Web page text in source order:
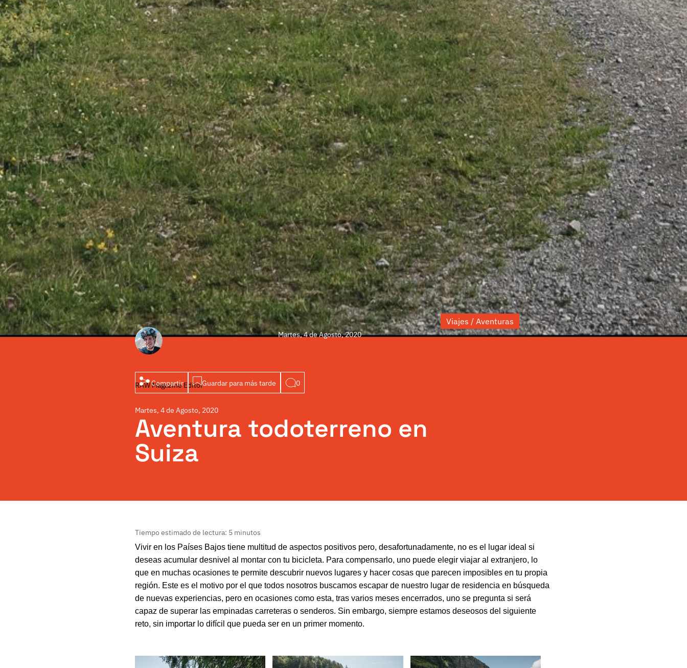
Por Javi Angulo
RAW Magazine Editor
Ver todos los artículos
Viajes / Aventuras
Martes, 4 de Agosto, 2020
Compartir Guardar para más tarde 0
Martes, 4 de Agosto, 2020
Aventura todoterreno en
Suiza
Tiempo estimado de lectura: 5 minutos
Vivir en los Países Bajos tiene multitud de aspectos positivos pero, desafortunadamente, no es el lugar ideal si
deseas acumular desnivel al montar con tu bicicleta. Para compensarlo, uno puede elegir viajar al extranjero, lo
que en muchas ocasiones te permite descubrir nuevos lugares y hacer cosas que parecen imposibles en tu propia
región. Este es el motivo por el que todos nosotros buscamos escapar de nuestro lugar de residencia en búsqueda
de nuevas experiencias, pero en ocasiones como esta, tras varios meses encerrados, uno se pregunta si será
capaz de superar las empinadas carreteras o senderos. Sin embargo, siempre estamos deseosos del siguiente
reto, sin importar lo difícil que pueda ser en un primer momento.